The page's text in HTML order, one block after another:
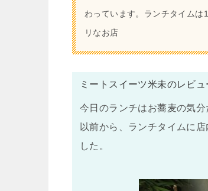
わっています。ランチタイム
リなお店
ミートスイーツ米未のレビュ
今日のランチはお蕎麦の気
以前から、ランチタイムに
した。